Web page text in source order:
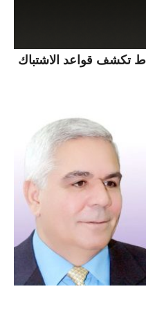
تكشف قواعد الاشتباك